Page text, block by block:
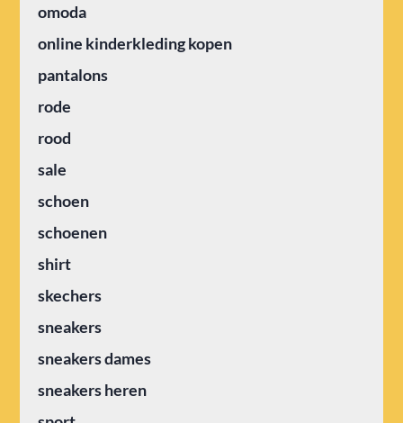
omoda
online kinderkleding kopen
pantalons
rode
rood
sale
schoen
schoenen
shirt
skechers
sneakers
sneakers dames
sneakers heren